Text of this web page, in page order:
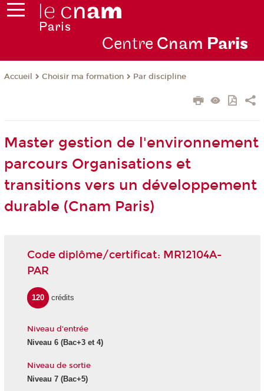
Centre Cnam Paris
Accueil Choisir ma formation Par discipline
Master gestion de l'environnement
parcours Organisations et
transitions vers un développement
durable (Cnam Paris)
Code diplôme/certificat: MR12104A-
PAR
120 crédits
Niveau d'entrée
Niveau 6(Bac+3 et 4)
Niveau de sortie
Niveau 7(Bac+5)